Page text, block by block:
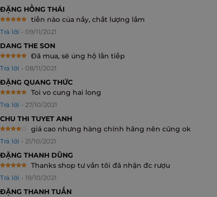
ĐẶNG HỒNG THÁI
out of 5
tiền nào của nấy, chất lượng lắm
Trả lời • 09/11/2021
DANG THE SON
out of 5
Đã mua, sẽ ủng hộ lần tiếp
Trả lời • 08/11/2021
ĐẶNG QUANG THỨC
out of 5
Toi vo cung hai long
Trả lời • 27/10/2021
CHU THI TUYET ANH
out of 5
giá cao nhưng hàng chính hãng nên cũng ok
Trả lời • 21/10/2021
ĐẶNG THANH DŨNG
out of 5
Thanks shop tư vấn tôi đã nhận đc rượu
Trả lời • 19/10/2021
ĐẶNG THANH TUẤN